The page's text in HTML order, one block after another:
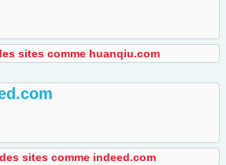
sites comme huanqiu.com
sites comme indeed.com